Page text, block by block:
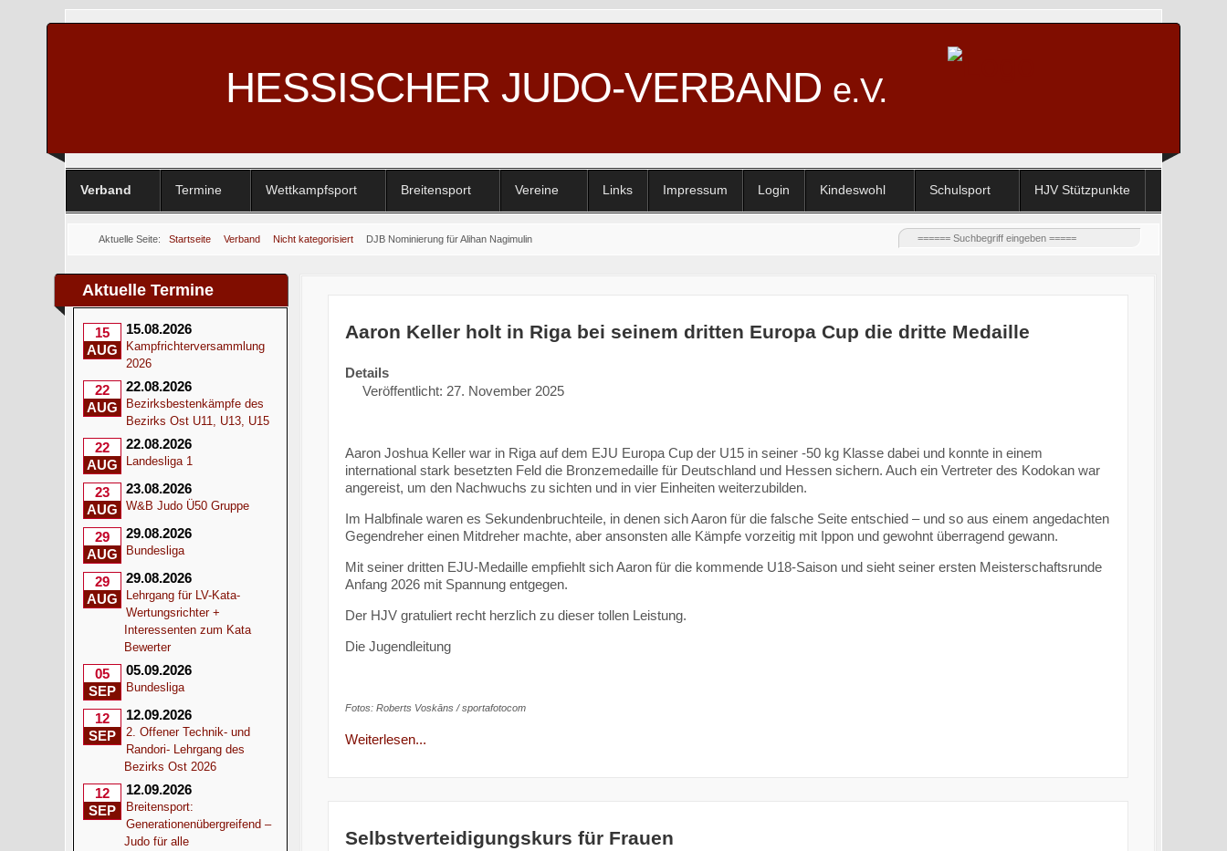
HESSISCHER JUDO-VERBAND e.V.
Verband Termine Wettkampfsport Breitensport Vereine Links Impressum Login Kindeswohl Schulsport HJV Stützpunkte
Aktuelle Seite:Startseite Verband Nicht kategorisiert DJB Nominierung für Alihan Nagimulin
Aktuelle Termine
15
AUG
15.08.2026
Kampfrichterversammlung
2026
22
AUG
22.08.2026
Bezirksbestenkämpfe des
Bezirks Ost U11, U13, U15
22
AUG
22.08.2026
Landesliga 1
23
AUG
23.08.2026
W&B Judo Ü50 Gruppe
29
AUG
29.08.2026
Bundesliga
29
AUG
29.08.2026
Lehrgang für LV-Kata-
Wertungsrichter +
Interessenten zum Kata
Bewerter
05
SEP
05.09.2026
Bundesliga
12
SEP
12.09.2026
2. Offener Technik- und
Randori- Lehrgang des
Bezirks Ost 2026
12
SEP
12.09.2026
Breitensport:
Generationenübergreifend –
Judo für alle
Aaron Keller holt in Riga bei seinem dritten Europa Cup die dritte Medaille
Details
Veröffentlicht: 27. November 2025
Aaron Joshua Keller war in Riga auf dem EJU Europa Cup der U15 in seiner -50 kg Klasse dabei und konnte in einem
international stark besetzten Feld die Bronzemedaille für Deutschland und Hessen sichern. Auch ein Vertreter des Kodokan war
angereist, um den Nachwuchs zu sichten und in vier Einheiten weiterzubilden.
Im Halbfinale waren es Sekundenbruchteile, in denen sich Aaron für die falsche Seite entschied – und so aus einem angedachten
Gegendreher einen Mitdreher machte, aber ansonsten alle Kämpfe vorzeitig mit Ippon und gewohnt überragend gewann.
Mit seiner dritten EJU-Medaille empfiehlt sich Aaron für die kommende U18-Saison und sieht seiner ersten Meisterschaftsrunde
Anfang 2026 mit Spannung entgegen.
Der HJV gratuliert recht herzlich zu dieser tollen Leistung.
Die Jugendleitung
Fotos: Roberts Voskāns / sportafotocom
Weiterlesen...
Selbstverteidigungskurs für Frauen